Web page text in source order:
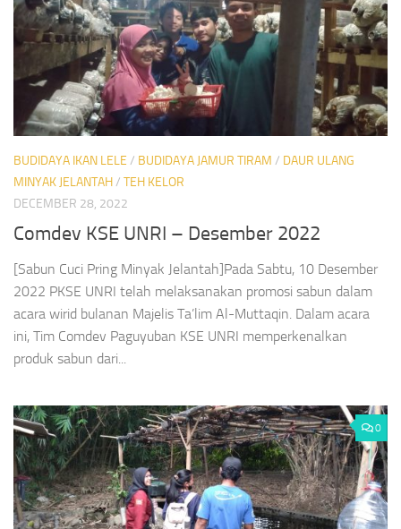
BUDIDAYA IKAN LELE / BUDIDAYA JAMUR TIRAM / DAUR ULANG
MINYAK JELANTAH/ TEH KELOR
DECEMBER 28, 2022
Comdev KSE UNRI – Desember 2022
[Sabun Cuci Pring Minyak Jelantah]Pada Sabtu, 10 Desember
2022 PKSE UNRI telah melaksanakan promosi sabun dalam
acara wirid bulanan Majelis Ta’lim Al-Muttaqin. Dalam acara
ini, Tim Comdev Paguyuban KSE UNRI memperkenalkan
produk sabun dari...
0